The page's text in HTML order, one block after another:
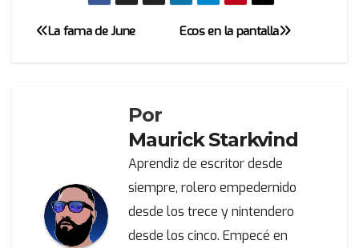
Navegación
entradas
Ecos en la pantalla
La fama de June
Por
Maurick Starkvind
Aprendiz de escritor desde
siempre, rolero empedernido
desde los trece y nintendero
desde los cinco. Empecé en